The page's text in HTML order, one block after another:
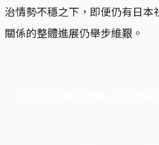
治情勢不穩之下，即便仍有日本
關係的整體進展仍舉步維艱。